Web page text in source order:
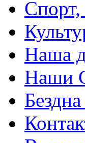
Спорт,
Наша
Наши